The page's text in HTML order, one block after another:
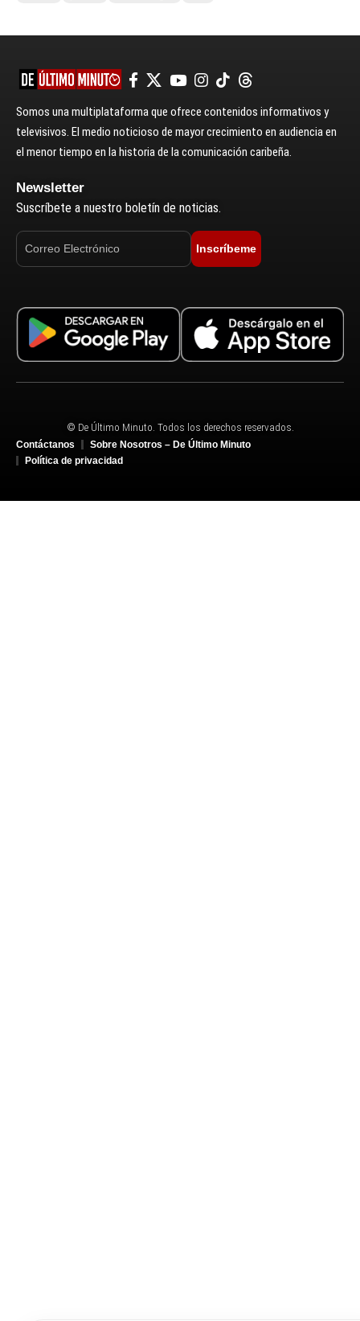
Somos una multiplataforma que ofrece contenidos informativos y
televisivos. El medio noticioso de mayor crecimiento en audiencia en
el menor tiempo en la historia de la comunicación caribeña.
Newsletter
Suscríbete a nuestro boletín de noticias.
Inscríbeme
© De Último Minuto. Todos los derechos reservados.
Contáctanos
Sobre Nosotros – De Último Minuto
Política de privacidad